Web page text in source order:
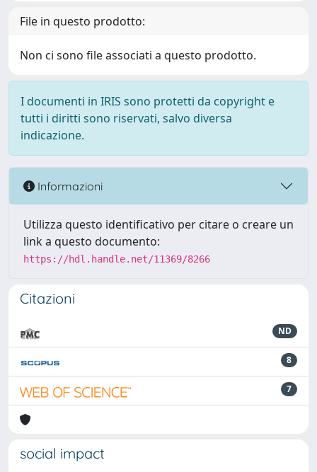
File in questo prodotto:
Non ci sono file associati a questo prodotto.
I documenti in IRIS sono protetti da copyright e
tutti i diritti sono riservati, salvo diversa
indicazione.
Informazioni
Utilizza questo identificativo per citare o creare un
link a questo documento:
https://hdl.handle.net/11369/8266
Citazioni
ND
8
7
social impact